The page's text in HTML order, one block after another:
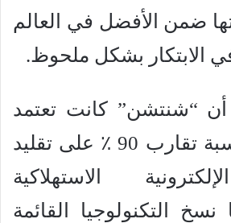
ضمن الأفضل في العالم
الابتكار بشكل ملحوظ.
أن “شنتشن” كانت تعتمد
في أعمالها بنسبة تقارب 90 ٪ على تقليد
الاستهلاكية
التكنولوجيا القائمة